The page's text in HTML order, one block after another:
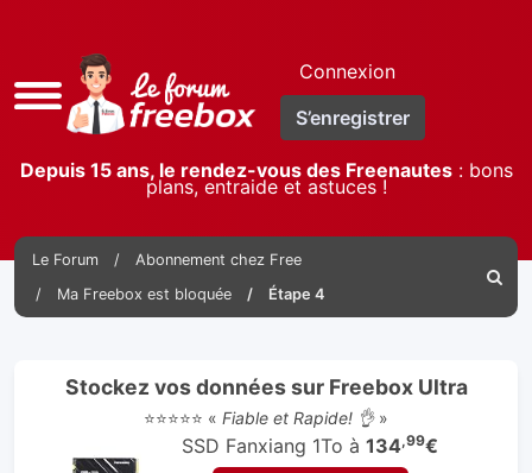
Accès
rapide
Connexion
S’enregistrer
Depuis 15 ans, le rendez-vous des Freenautes: bons
plans, entraide et astuces !
Le Forum
Abonnement chez Free
Ma Freebox est bloquée
Étape 4
Stockez vos données sur Freebox Ultra
⭐⭐⭐⭐⭐ « Fiable et Rapide! 👌»
SSD Fanxiang 1To à 134,99€